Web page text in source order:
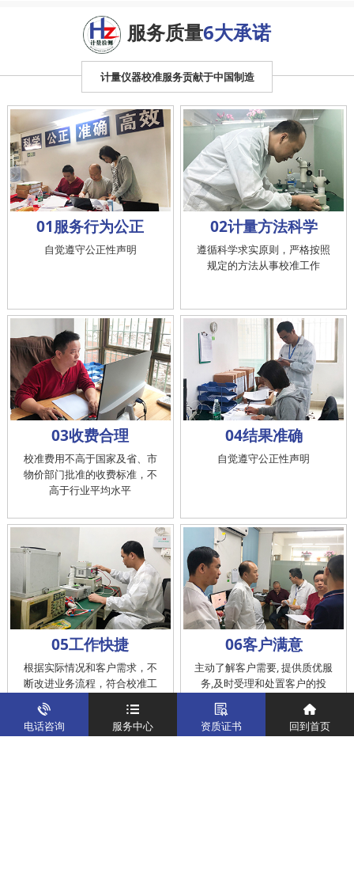
服务质量6大承诺
计量仪器校准服务贡献于中国制造
01服务行为公正
自觉遵守公正性声明
02计量方法科学
遵循科学求实原则，严格按照
规定的方法从事校准工作
03收费合理
校准费用不高于国家及省、市
物价部门批准的收费标准，不
高于行业平均水平
04结果准确
自觉遵守公正性声明
05工作快捷
根据实际情况和客户需求，不
断改进业务流程，符合校准工
作在服务的时间标准内完成
06客户满意
主动了解客户需要, 提供质优服
务,及时受理和处置客户的投
诉，提供快捷、方便的后续服
电话咨询 服务中心 资质证书 回到首页